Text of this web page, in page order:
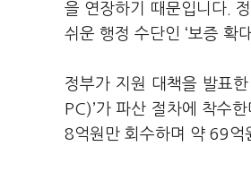
을 연장하기 때문입니다.
쉬운 행정 수단인 ‘보증 확
정부가 지원 대책을 발표
PC)’가 파산 절차에 착수
8억원만 회수하며 약 69억